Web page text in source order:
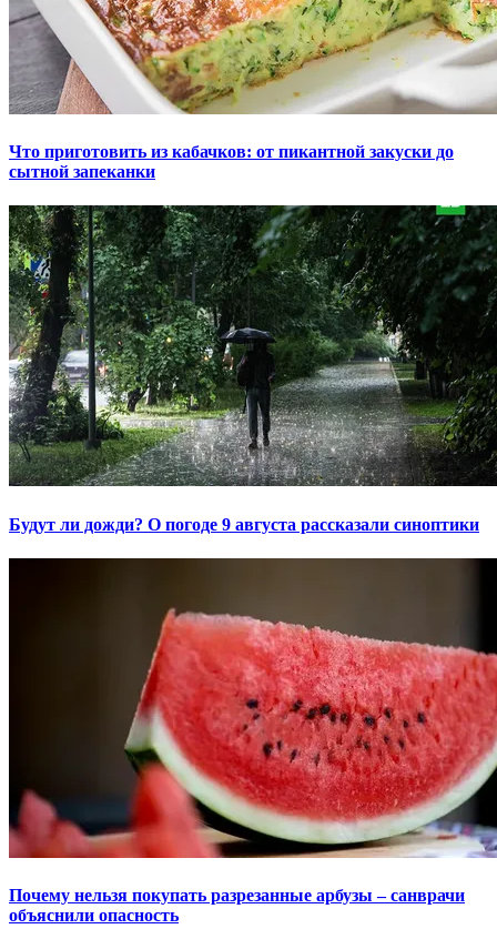
Что приготовить из кабачков: от пикантной закуски до
сытной запеканки
Будут ли дожди? О погоде 9 августа рассказали синоптики
Почему нельзя покупать разрезанные арбузы – санврачи
объяснили опасность